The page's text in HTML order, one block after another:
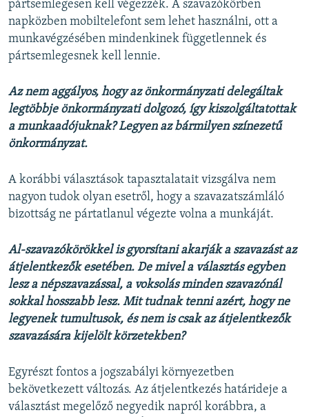
pártsemlegesen kell végezzék. A szavazókörben
napközben mobiltelefont sem lehet használni, ott a
munkavégzésében mindenkinek függetlennek és
pártsemlegesnek kell lennie.
Az nem aggályos, hogy az önkormányzati delegáltak
legtöbbje önkormányzati dolgozó, így kiszolgáltatottak
a munkaadójuknak? Legyen az bármilyen színezetű
önkormányzat.
A korábbi választások tapasztalatait vizsgálva nem
nagyon tudok olyan esetről, hogy a szavazatszámláló
bizottság ne pártatlanul végezte volna a munkáját.
Al-szavazókörökkel is gyorsítani akarják a szavazást az
átjelentkezők esetében. De mivel a választás egyben
lesz a népszavazással, a voksolás minden szavazónál
sokkal hosszabb lesz. Mit tudnak tenni azért, hogy ne
legyenek tumultusok, és nem is csak az átjelentkezők
szavazására kijelölt körzetekben?
Egyrészt fontos a jogszabályi környezetben
bekövetkezett változás. Az átjelentkezés határideje a
választást megelőző negyedik napról korábbra, a